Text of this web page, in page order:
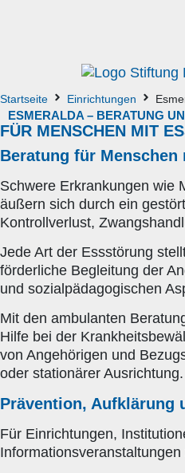
Startseite Einrichtungen
ESMERALDA – BERATUNG
FÜR MENSCHEN MIT
Beratung für
Schwere Erkrankungen wie
äußern sich durch ein
Kontrollverlust,
Jede Art der Essstörung
förderliche Begleitung der
und sozialpädagogischen
Mit den ambulanten
Hilfe bei der
von Angehörigen und
oder stationärer Ausrichtung.
Prävention, Aufklärung
Für Einrichtungen,